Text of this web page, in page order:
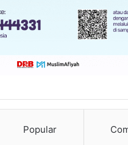
Popular